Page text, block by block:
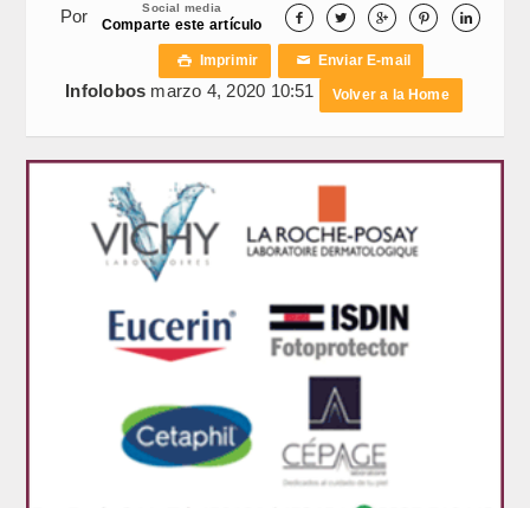
Social media
Comparte este artículo     
 Imprimir ✉ Enviar E-mail
Por
Infolobos marzo 4, 2020 10:51 Volver a la Home